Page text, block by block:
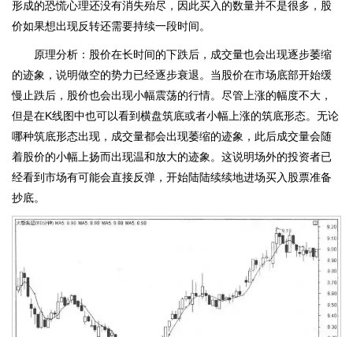
形成的恐慌心理还没有消失殆尽，因此买入的数量并不是很多，股
价如果想出现反转还需要持续一段时间。
原理分析：股价在长时间的下跌后，成交量也会出现逐步萎缩
的迹象，说明做空的势力已经逐步衰退。当股价在市场底部开始缓
慢止跌后，股价也会出现小幅震荡的行情。尽管上涨的幅度不大，
但是在K线图中也可以看到横盘筑底或者小幅上涨的筑底形态。无论
哪种筑底形态出现，成交量都会出现萎缩的迹象，此后成交量会随
着股价的小幅上扬而出现温和放大的迹象。这说明场外的投资者已
经看到市场有可能会直接反弹，开始陆陆续续地进场买入股票准备
抄底。